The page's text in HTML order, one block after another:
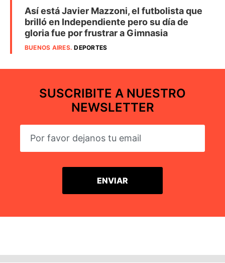
Así está Javier Mazzoni, el futbolista que
brilló en Independiente pero su día de
gloria fue por frustrar a Gimnasia
BUENOS AIRES.DEPORTES
SUSCRIBITE A NUESTRO
NEWSLETTER